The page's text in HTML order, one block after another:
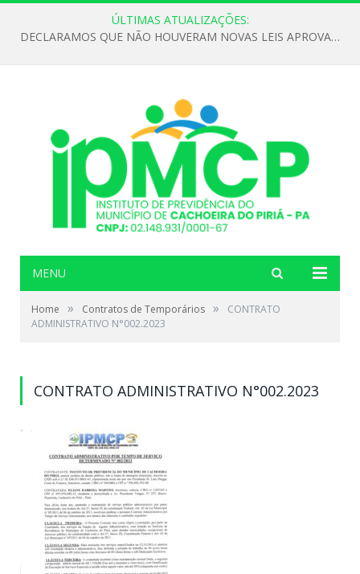
ÚLTIMAS ATUALIZAÇÕES:
DECLARAMOS QUE NÃO HOUVERAM NOVAS LEIS APROVADAS ATÉ O MOMENTO PARA O INSTITUTO DE PREVIDÊNCIA NO ANO DE 2026
MENU
Home » Contratos de Temporários »
CONTRATO
ADMINISTRATIVO N°002.2023
CONTRATO ADMINISTRATIVO N°002.2023